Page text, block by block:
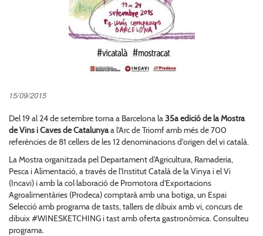
15/09/2015
Del 19 al 24 de setembre torna a Barcelona la 35a edició de la Mostra
de Vins i Caves de Catalunyaa l'Arc de Triomf amb més de 700
referències de 81 cellers de les 12 denominacions d'origen del vi català.
La Mostra organitzada pel Departament d'Agricultura, Ramaderia,
Pesca i Alimentació, a través de l'Institut Català de la Vinya i el Vi
(Incavi) i amb la col·laboració de Promotora d'Exportacions
Agroalimentàries (Prodeca) comptarà amb una botiga, un Espai
Selecció amb programa de tasts, tallers de dibuix amb vi, concurs de
dibuix #WINESKETCHING i tast amb oferta gastronòmica. Consulteu
programa.